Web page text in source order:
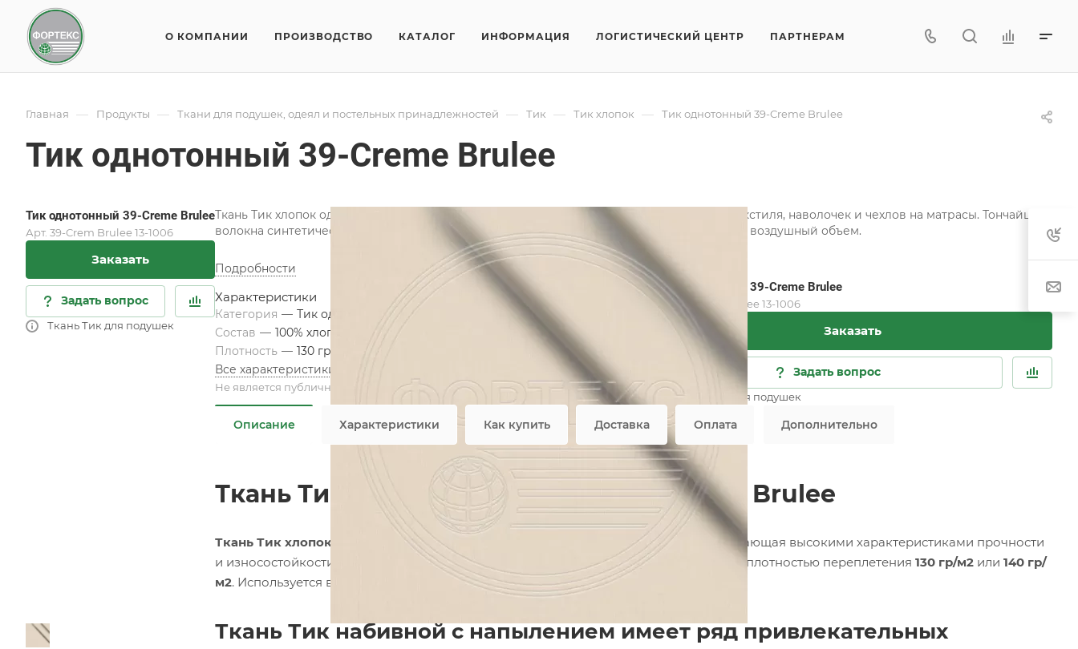
О КОМПАНИИ ПРОИЗВОДСТВО КАТАЛОГ ИНФОРМАЦИЯ ЛОГИСТИЧЕСКИЙ ЦЕНТР ПАРТНЕРАМ
Главная — Продукты — Ткани для подушек, одеял и постельных принадлежностей — Тик — Тик хлопок — Тик однотонный 39-Creme Brulee
Тик однотонный 39-Creme Brulee
Тик однотонный 39-Creme Brulee
Арт. 39-Crem Brulee 13-1006
Заказать
Задать вопрос
Ткань Тик для подушек
Ткань Тик хлопок однотонный 3A9-Creme Brulee используется для пошива домашнего текстиля, наволочек и чехлов на матрасы. Тончайшие
волокна синтетического или натурального наполнителя заполняют чехол, сохраняя свой воздушный объем.
Подробности
Характеристики
Категория — Тик однотонный хлопок
Состав — 100% хлопок
Плотность — 130 гр/м2
Все характеристики
Не является публичной офертой
Тик однотонный 39-Creme Brulee
Арт.39-Crem Brulee 13-1006
Заказать
Задать вопрос
Ткань Тик для подушек
Описание Характеристики Как купить Доставка Оплата Дополнительно
Ткань Тик хлопок однотонный 39-Creme Brulee
Ткань Тик хлопок набивной с напылением — экологически чистая ткань
, обладающая высокими характеристиками прочности
и износостойкости. Эксплуатационные характеристики материала обеспечиваются плотностью переплетения 130 гр/м2 или 140 гр/
м2. Используется в пошиве домашнего текстиля.
Ткань Тик набивной с напылением имеет ряд привлекательных